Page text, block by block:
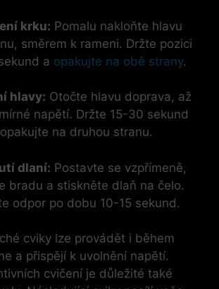
krku: Pomalu nakloňte hlavu
směrem k rameni. Držte pozici
a opakujte na obě strany.
hlavy: Otočte hlavu doprava, až
napětí. Držte 15-30 sekund
na druhou stranu.
dlaní: Postavte se vzpřímeně,
bradu a stiskněte dlaň na čelo.
odpor po dobu 10-15 sekund.
cviky lze provádět i během
a přispějí k uvolnění napětí.
cvičení je důležité také